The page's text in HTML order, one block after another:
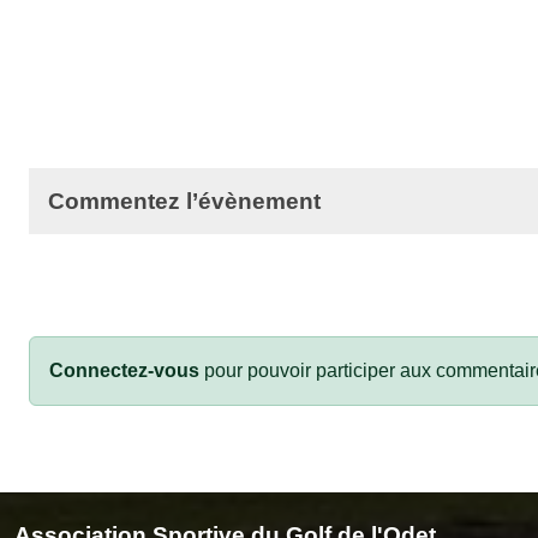
Commentez l’évènement
Connectez-vous pour pouvoir participer aux